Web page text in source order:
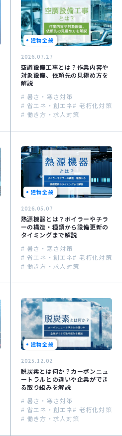
建物全般
2026.07.27
空調設備工事とは？作業内容や
対象設備、依頼先の見極め方を
解説
# 暑さ・寒さ対策
# 省エネ・創エネ# 老朽化対策
# 働き方・求人対策
建物全般
2026.05.07
熱源機器とは？ボイラーやチラ
ーの構造・種類から設備更新の
タイミングまで解説
# 暑さ・寒さ対策
# 省エネ・創エネ# 老朽化対策
# 働き方・求人対策
建物全般
2025.12.02
脱炭素とは何か？カーボンニュ
ートラルとの違いや企業ができ
る取り組みを解説
# 暑さ・寒さ対策
# 省エネ・創エネ# 老朽化対策
# 働き方・求人対策